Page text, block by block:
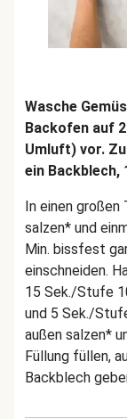
Wasche
Backofen auf
Umluft) vor.
ein
In einen
salzen* und
Min. bissfest
einschneiden.
15 Sek./Stufe
und 5 Sek./
außen salzen*
Füllung füllen,
Backblech